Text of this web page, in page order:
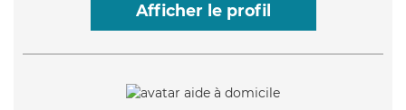
Afficher le profil